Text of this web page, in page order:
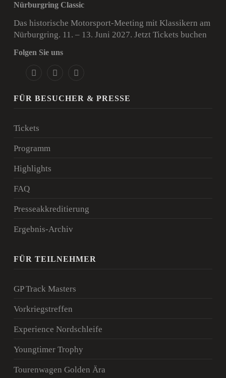
Nürburgring Classic
Das historische Motorsport-Meeting mit Klassikern am
Nürburgring. 11. – 13. Juni 2027. Jetzt Tickets buchen
Folgen Sie uns
FÜR BESUCHER & PRESSE
Tickets
Programm
Highlights
FAQ
Presseakkreditierung
Ergebnis-Archiv
FÜR TEILNEHMER
GP Track Masters
Vorkriegstreffen
Experience Nordschleife
Youngtimer Trophy
Tourenwagen Golden Ära